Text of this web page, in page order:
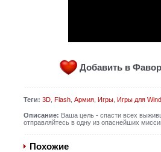
Добавить в
Теги: 3D, Flash, Армия, Игры, Игры для
Описание: Ваша цель - спасти всех
отправляйтесь в одну из опаснейших
Похожие